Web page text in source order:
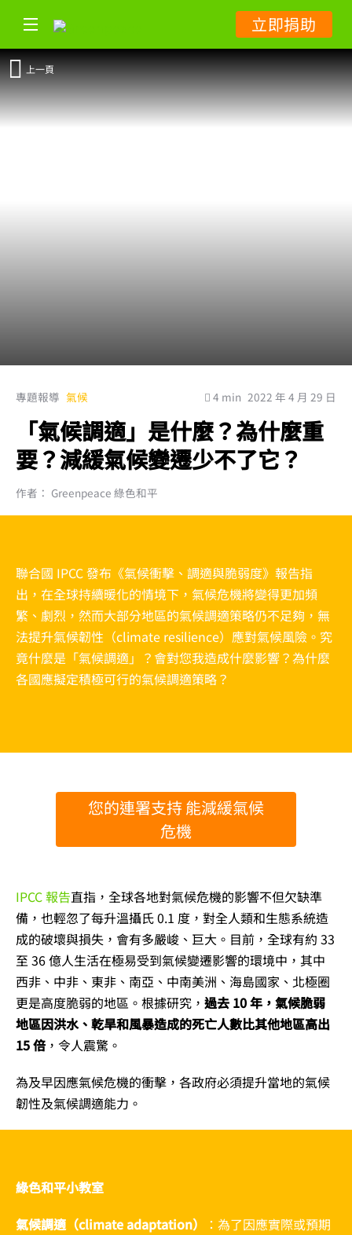
立即捐助
上一頁
專題報導 氣候 4 min 2022 年 4 月 29 日
「氣候調適」是什麼？為什麼重
要？減緩氣候變遷少不了它？
作者： Greenpeace 綠色和平
聯合國 IPCC 發布《氣候衝擊、調適與脆弱度》報告指
出，在全球持續暖化的情境下，氣候危機將變得更加頻
繁、劇烈，然而大部分地區的氣候調適策略仍不足夠，無
法提升氣候韌性（climate resilience）應對氣候風險。究
竟什麼是「氣候調適」？會對您我造成什麼影響？為什麼
各國應擬定積極可行的氣候調適策略？
您的連署支持 能減緩氣候
危機
IPCC 報告直指，全球各地對氣候危機的影響不但欠缺準
備，也輕忽了每升溫攝氏 0.1 度，對全人類和生態系統造
成的破壞與損失，會有多嚴峻、巨大。目前，全球有約 33
至 36 億人生活在極易受到氣候變遷影響的環境中，其中
西非、中非、東非、南亞、中南美洲、海島國家、北極圈
更是高度脆弱的地區。根據研究， 過去 10 年，氣候脆弱
地區因洪水、乾旱和風暴造成的死亡人數比其他地區高出
15 倍 ，令人震驚。
為及早因應氣候危機的衝擊，各政府必須提升當地的氣候
韌性及氣候調適能力。
綠色和平小教室
氣候調適（climate adaptation）
：為了因應實際或預期